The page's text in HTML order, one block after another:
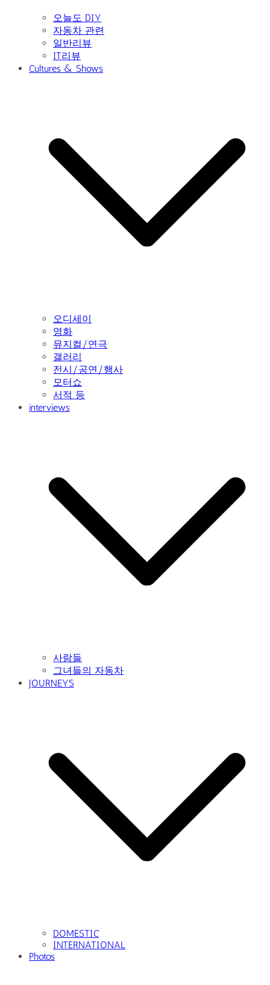
오늘도 DIY
자동차 관련
일반리뷰
IT리뷰
Cultures & Shows
오디세이
영화
뮤지컬/연극
갤러리
전시/공연/행사
모터쇼
서적 등
interviews
사람들
그녀들의 자동차
JOURNEYS
DOMESTIC
INTERNATIONAL
Photos